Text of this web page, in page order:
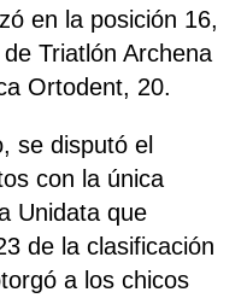
en la posición 16,
Triatlón Archena
Ortodent, 20.
se disputó el
con la única
Unidata que
de la clasificación
a los chicos